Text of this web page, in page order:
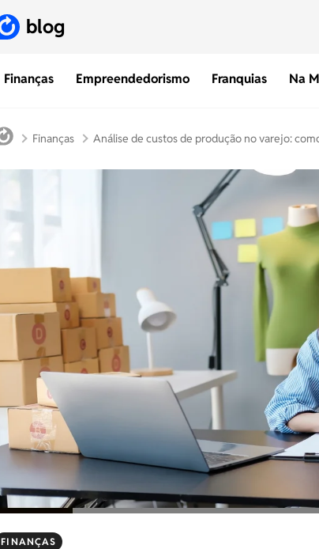
Finanças Empreendedorismo Franquias Na
blog
Finanças Análise de custos de produção no varejo:
FINANÇAS